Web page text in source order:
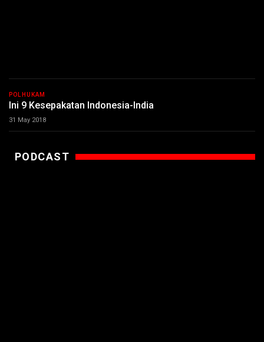
POLHUKAM
Ini 9 Kesepakatan Indonesia-India
31 May 2018
PODCAST